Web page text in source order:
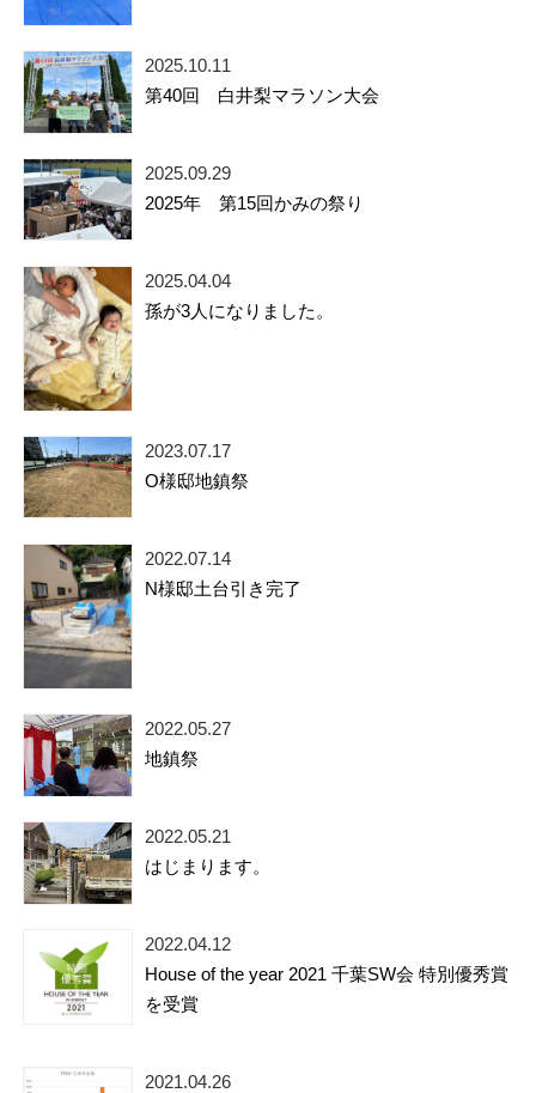
2025.10.11
第40回 白井梨マラソン大会
2025.09.29
2025年 第15回かみの祭り
2025.04.04
孫が3人になりました。
2023.07.17
O様邸地鎮祭
2022.07.14
N様邸土台引き完了
2022.05.27
地鎮祭
2022.05.21
はじまります。
2022.04.12
House of the year 2021 千葉SW会 特別優秀賞
を受賞
2021.04.26